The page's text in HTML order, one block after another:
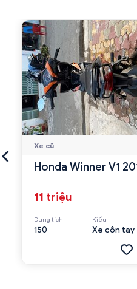
Xe cũ
Honda Winner V1
11 triệu
Dung tích
150
Kiểu
Xe côn tay